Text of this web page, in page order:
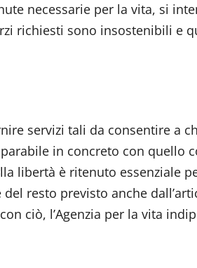
necessarie per la vita, si
richiesti sono insostenibili e
servizi tali da consentire a
in concreto con quello
libertà è ritenuto essenziale
resto previsto anche
ciò, l’Agenzia per la vita